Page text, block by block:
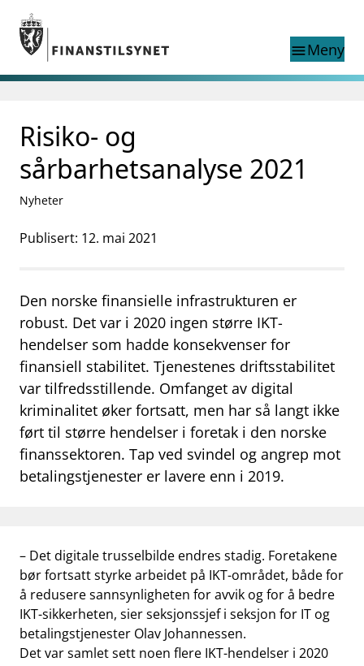
Gå til hovedinnhold
Gå til søkesiden
menuMeny
nettstedet
language
English
English home page
Aktuelt
Finanstilsynets registre
businessOm Finanstilsynet
mail_outline Kontakt oss
work_outline Jobb hos oss
dashboard Informasjon for investorer
notifications_noneAbonner på nyhetsvarsel
Risiko- og
sårbarhetsanalyse 2021
Nyheter
Publisert: 12. mai 2021
Den norske finansielle infrastrukturen er
robust. Det var i 2020 ingen større IKT-
hendelser som hadde konsekvenser for
finansiell stabilitet. Tjenestenes driftsstabilitet
var tilfredsstillende. Omfanget av digital
kriminalitet øker fortsatt, men har så langt ikke
ført til større hendelser i foretak i den norske
finanssektoren. Tap ved svindel og angrep mot
betalingstjenester er lavere enn i 2019.
– Det digitale trusselbilde endres stadig. Foretakene
bør fortsatt styrke arbeidet på IKT-området, både for
å redusere sannsynligheten for avvik og for å bedre
IKT-sikkerheten, sier seksjonssjef i seksjon for IT og
betalingstjenester Olav Johannessen.
Det var samlet sett noen flere IKT-hendelser i 2020